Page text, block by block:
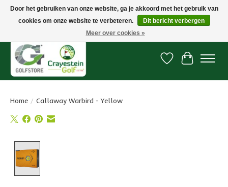
Snelle levering, gratis vanaf € 100. Onze oncourse Golfshop in Dordrecht is
Verlanglijst
Home / Callaway Warbird - Yellow
Door het gebruiken van onze website, ga je akkoord met het gebruik van
cookies om onze website te verbeteren.
Dit bericht verbergen
Meer over cookies »